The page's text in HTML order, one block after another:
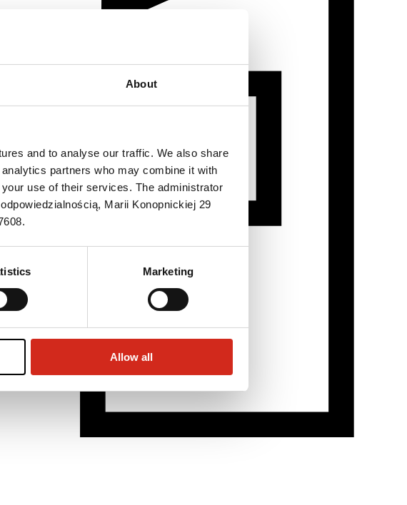
About
and to analyse our traffic. We also share
partners who may combine it with
use of their services. The administrator
Marii Konopnickiej 29
Marketing
Allow all